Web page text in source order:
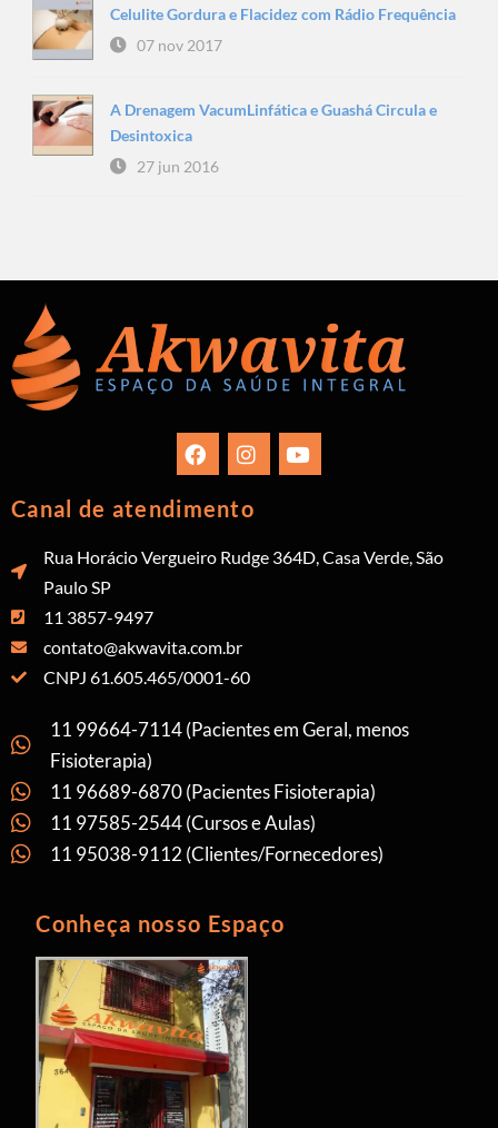
Celulite Gordura e Flacidez com Rádio Frequência
07 nov 2017
A Drenagem VacumLinfática e Guashá Circula e
Desintoxica
27 jun 2016
Canal de atendimento
Rua Horácio Vergueiro Rudge 364D, Casa Verde, São
Paulo SP
11 3857-9497
contato@akwavita.com.br
CNPJ 61.605.465/0001-60
11 99664-7114 (Pacientes em Geral, menos
Fisioterapia)
11 96689-6870 (Pacientes Fisioterapia)
11 97585-2544 (Cursos e Aulas)
11 95038-9112 (Clientes/Fornecedores)
Conheça nosso Espaço